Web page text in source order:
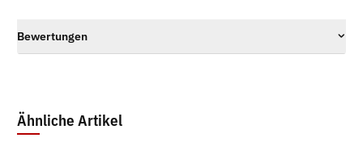
Bewertungen
Ähnliche Artikel